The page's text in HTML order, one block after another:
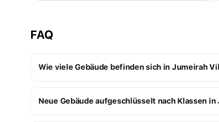
Bezugsfertige Immobilien in Gebäuden - Jumeirah
FAQ
Wie viele Gebäude befinden sich in Jumeirah
14 Gebäude im Bau
Neue Gebäude aufgeschlüsselt nach Klassen